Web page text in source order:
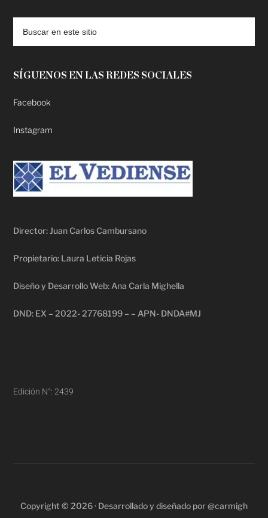
SÍGUENOS EN LAS REDES SOCIALES
Facebook
Instagram
Director: Juan Carlos Cambursano
Propietario: Laura Leticia Rojas
Diseño y Desarrollo Web: Ana Carla Mighella
DND: EX – 2022- 27768199 – – APN- DNDA#MJ
Edición N°: 2439
Copyright © 2026 · Desarrollado y diseñado por @carmigh